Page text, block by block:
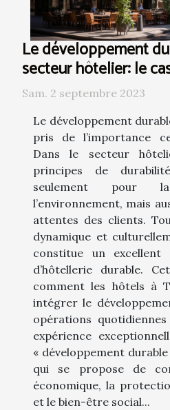
Le développement
secteur hôtelier: le
Sam. 2 septembre 2023
Le développement
pris de l’importance
Dans le secteur
principes de
seulement pour
l’environnement, mais
attentes des clients.
dynamique et
constitue un excellent
d’hôtellerie durable.
comment les hôtels à
intégrer le
opérations
expérience
« développement
qui se propose de
économique, la
et le bien-être social...